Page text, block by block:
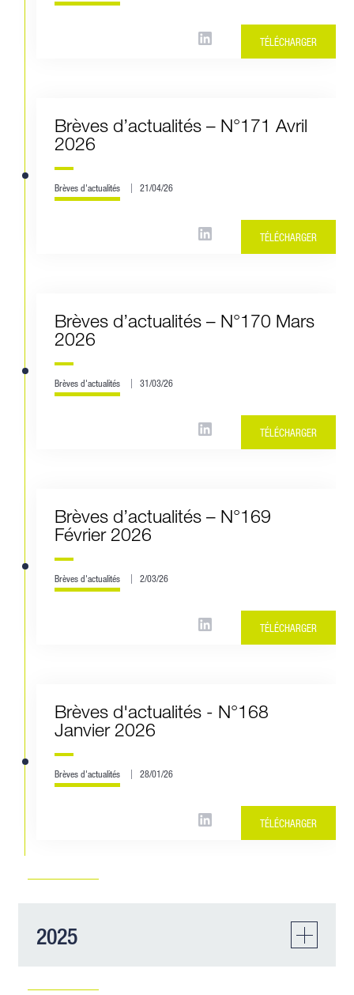
TÉLÉCHARGER
Brèves d’actualités – N°171 Avril
2026
Brèves d'actualités 21/04/26
TÉLÉCHARGER
Brèves d’actualités – N°170 Mars
2026
Brèves d'actualités 31/03/26
TÉLÉCHARGER
Brèves d’actualités – N°169
Février 2026
Brèves d'actualités 2/03/26
TÉLÉCHARGER
Brèves d'actualités - N°168
Janvier 2026
Brèves d'actualités 28/01/26
TÉLÉCHARGER
2025